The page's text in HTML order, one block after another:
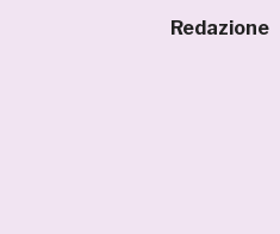
Redazione